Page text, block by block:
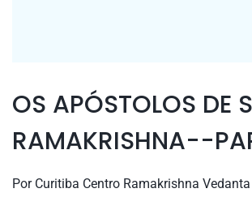
OS APÓSTOLOS DE
RAMAKRISHNA--
Por Curitiba Centro Ramakrishna Vedanta